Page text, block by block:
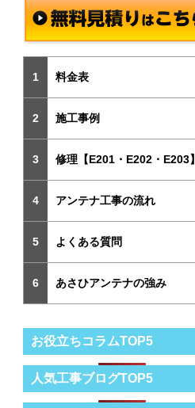
料金表
施工事例
修理【E201・E202・E203】
アンテナ工事の流れ
よくある質問
あさひアンテナの強み
お役立ちコラムTOP5
人気工事ブログTOP5